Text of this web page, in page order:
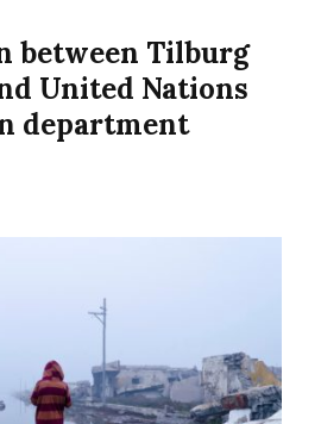
between Tilburg
United Nations
department